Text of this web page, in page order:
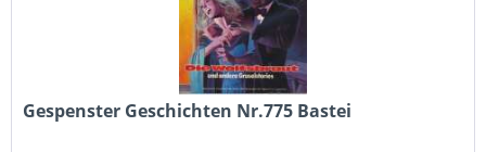
Gespenster Geschichten Nr.775 Bastei